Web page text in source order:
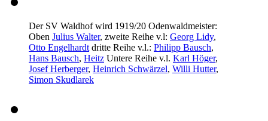
Der SV Waldhof wird 1919/20 Odenwaldmeister:
Oben Julius Walter, zweite Reihe v.l: Georg Lidy,
Otto Engelhardt dritte Reihe v.l.: Philipp Bausch,
Hans Bausch, Heitz Untere Reihe v.l. Karl Höger,
Josef Herberger, Heinrich Schwärzel, Willi Hutter,
Simon Skudlarek